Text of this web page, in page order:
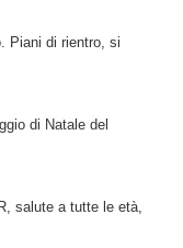
Piani di rientro, si
di Natale del
salute a tutte le età,